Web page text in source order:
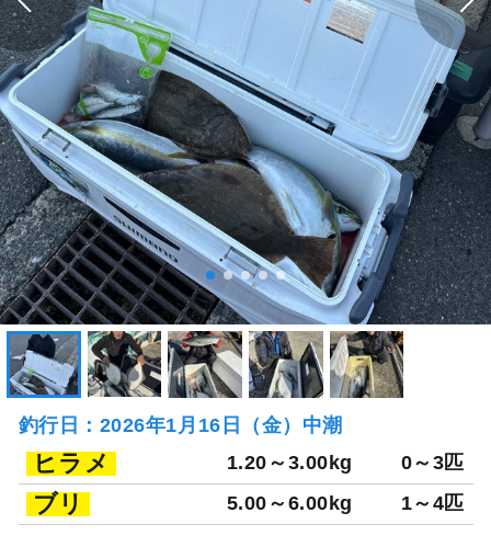
釣行日：2026年1月16日（金）中潮
ヒラメ 1.20～3.00kg 0～3匹
ブリ 5.00～6.00kg 1～4匹